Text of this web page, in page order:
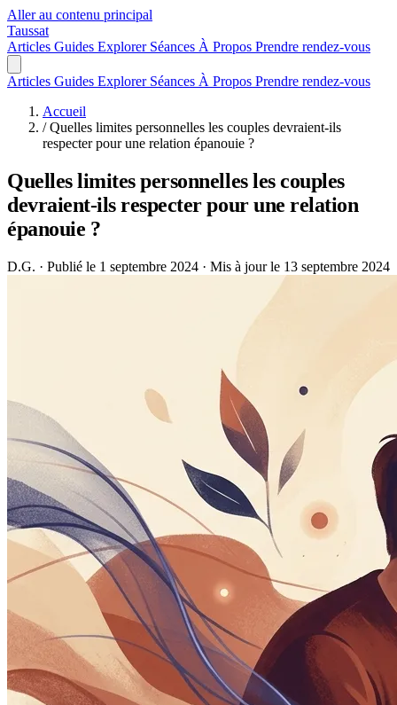
Aller au contenu principal
Taussat
Articles Guides Explorer Séances À Propos Prendre rendez-vous
Articles Guides Explorer Séances À Propos Prendre rendez-vous
Accueil
/ Quelles limites personnelles les couples devraient-ils
respecter pour une relation épanouie ?
Quelles limites personnelles les couples
devraient-ils respecter pour une relation
épanouie ?
D.G. · Publié le 1 septembre 2024 · Mis à jour le 13 septembre 2024